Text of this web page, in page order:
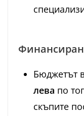
Бюджетът
лева по
скъпите